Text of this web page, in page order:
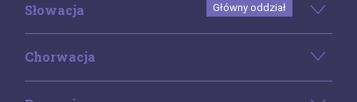
Słowacja Główny oddział
Chorwacja